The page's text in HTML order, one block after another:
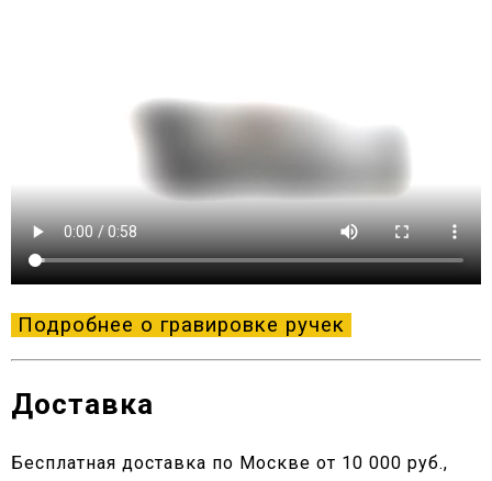
Подробнее о гравировке ручек
Доставка
Бесплатная доставка по Москве от 10 000 руб.,